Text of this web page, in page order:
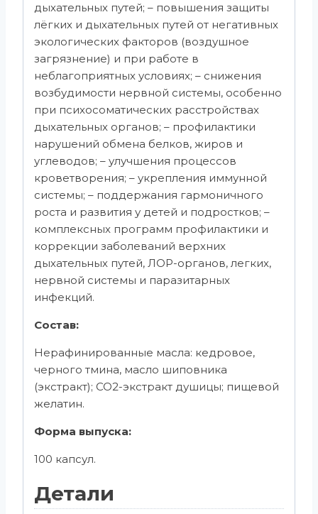
дыхательных путей; – повышения защиты
лёгких и дыхательных путей от негативных
экологических факторов (воздушное
загрязнение) и при работе в
неблагоприятных условиях; – снижения
возбудимости нервной системы, особенно
при психосоматических расстройствах
дыхательных органов; – профилактики
нарушений обмена белков, жиров и
углеводов; – улучшения процессов
кроветворения; – укрепления иммунной
системы; – поддержания гармоничного
роста и развития у детей и подростков; –
комплексных программ профилактики и
коррекции заболеваний верхних
дыхательных путей, ЛОР-органов, легких,
нервной системы и паразитарных
инфекций.
Состав:
Нерафинированные масла: кедровое,
черного тмина, масло шиповника
(экстракт); СО2-экстракт душицы; пищевой
желатин.
Форма выпуска:
100 капсул.
Детали